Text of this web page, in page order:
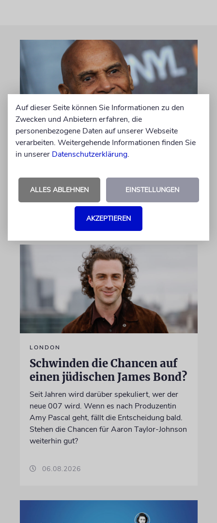
GEHEIMNISSE & GESTÄNDNISSE
Plotkes
Klatsch und Tratsch aus der jüdischen Welt
von Katrin Richter, Imanuel Marcus
LONDON
Schwinden die Chancen auf
einen jüdischen James Bond?
Seit Jahren wird darüber spekuliert, wer der
neue 007 wird. Wenn es nach Produzentin
Amy Pascal geht, fällt die Entscheidung bald.
Stehen die Chancen für Aaron Taylor-Johnson
weiterhin gut?
06.08.2026
Auf dieser Seite können Sie Informationen zu den
Zwecken und Anbietern erfahren, die
personenbezogene Daten auf unserer Webseite
verarbeiten. Weitergehende Informationen finden Sie
in unserer Datenschutzerklärung.
ALLES ABLEHNEN EINSTELLUNGEN
AKZEPTIEREN